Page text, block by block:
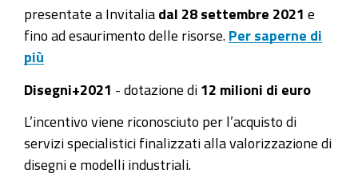
presentate a Invitalia dal 28 settembre 2021 e
fino ad esaurimento delle risorse. Per saperne di
più
Disegni+2021 - dotazione di 12 milioni di euro
L’incentivo viene riconosciuto per l’acquisto di
servizi specialistici finalizzati alla valorizzazione di
disegni e modelli industriali.